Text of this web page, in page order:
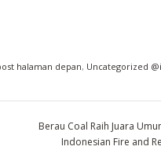
halaman depan, Uncategorized
Berau Coal Raih Juara
Indonesian Fire and